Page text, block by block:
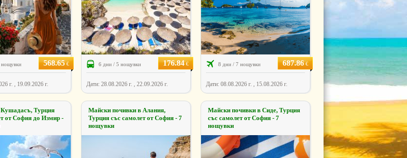
568.65€
г. , 19.09.2026 г.
6 дни / 5 нощувки 176.84€
Дати: 28.08.2026 г. , 22.09.2026 г.
8 дни / 7 нощувки 687.86€
Дати: 08.08.2026 г. , 15.08.2026 г.
Турция
от София до Измир -
Майски почивки в Алания,
Турция със самолет от София - 7
нощувки
Майски почивки в Сиде, Турция
със самолет от София - 7
нощувки